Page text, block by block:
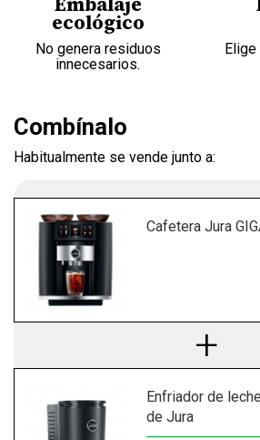
ecológico
No genera residuos
innecesarios.
Combínalo
Habitualmente se vende junto a:
Cafetera Jura
Enfriador de
de Jura